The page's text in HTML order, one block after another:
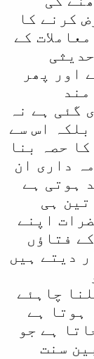
کرنے کا
کے
اور پھر
گئی ہے نہ
بلکہ اس سے
حصہ بنا
داری ان
ہوتی ہے
تین ہی
اپنے
فتاؤں
دیتے ہیں
چاہئے
ہوتا ہے
ہے جو
سنت